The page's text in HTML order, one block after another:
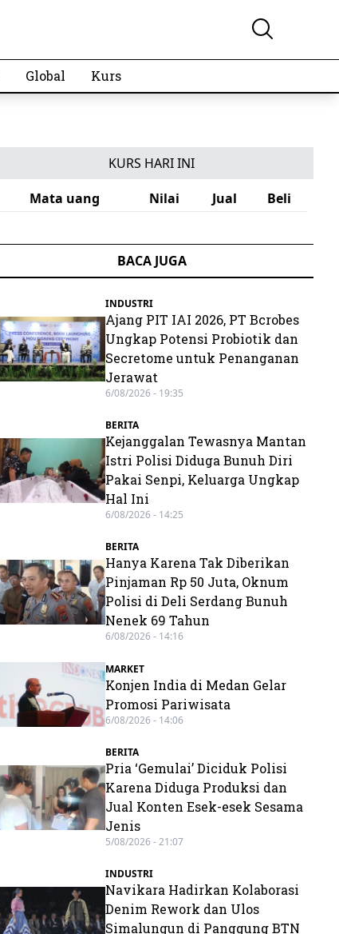
Global Kurs
KURS HARI INI
Mata uang
Nilai Jual Beli
BACA JUGA
INDUSTRI
Ajang PIT IAI 2026, PT Bcrobes
Ungkap Potensi Probiotik dan
Secretome untuk Penanganan
Jerawat
6/08/2026 - 19:35
BERITA
Kejanggalan Tewasnya Mantan
Istri Polisi Diduga Bunuh Diri
Pakai Senpi, Keluarga Ungkap
Hal Ini
6/08/2026 - 14:25
BERITA
Hanya Karena Tak Diberikan
Pinjaman Rp 50 Juta, Oknum
Polisi di Deli Serdang Bunuh
Nenek 69 Tahun
6/08/2026 - 14:16
MARKET
Konjen India di Medan Gelar
Promosi Pariwisata
6/08/2026 - 14:06
BERITA
Pria ‘Gemulai’ Diciduk Polisi
Karena Diduga Produksi dan
Jual Konten Esek-esek Sesama
Jenis
5/08/2026 - 21:07
INDUSTRI
Navikara Hadirkan Kolaborasi
Denim Rework dan Ulos
Simalungun di Panggung BTN